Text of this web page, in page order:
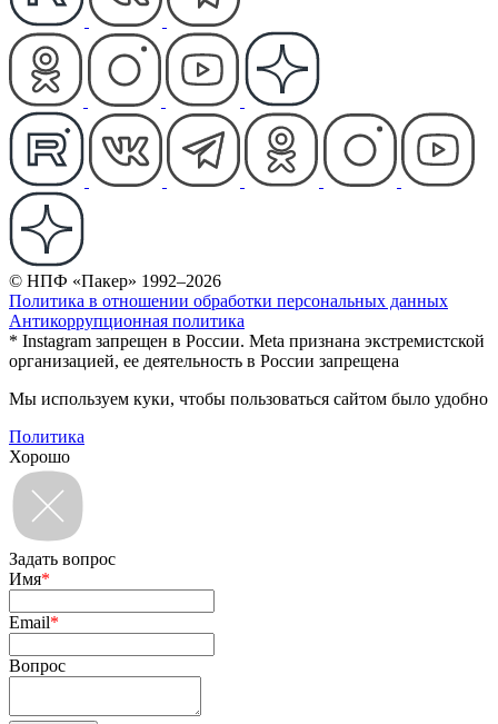
© НПФ «Пакер» 1992–2026
Политика в отношении обработки персональных данных
Антикоррупционная политика
* Instagram запрещен в России. Meta признана экстремистской
организацией, ее деятельность в России запрещена
Мы используем куки, чтобы пользоваться сайтом было удобно
Политика
Хорошо
Задать вопрос
Имя*
Email*
Вопрос